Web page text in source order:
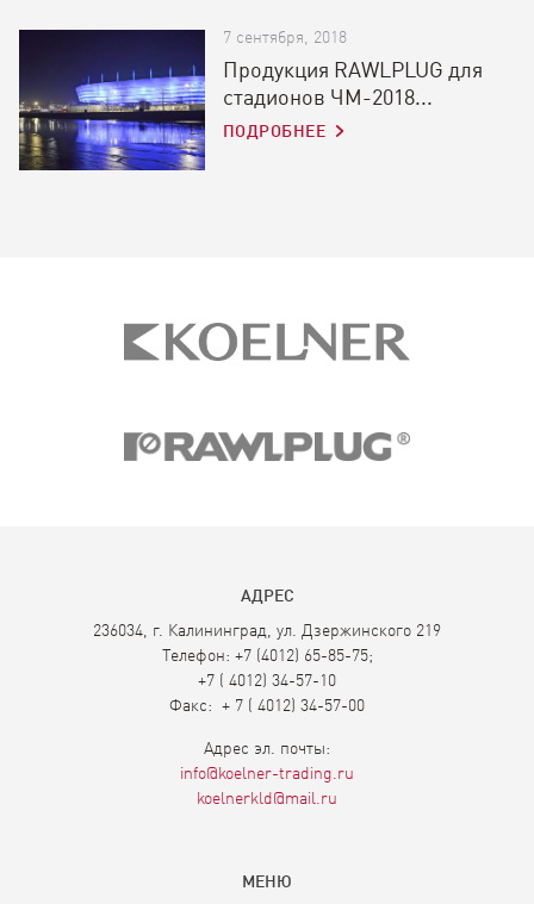
7 сентября, 2018
Продукция RAWLPLUG для
стадионов ЧМ-2018...
ПОДРОБНЕЕ
АДРЕС
236034, г. Калининград, ул. Дзержинского 219
Телефон: +7 (4012) 65-85-75;
+7 ( 4012) 34-57-10
Факс: + 7 ( 4012) 34-57-00
Aдрес эл. почты:
info@koelner-trading.ru
koelnerkld@mail.ru
МЕНЮ